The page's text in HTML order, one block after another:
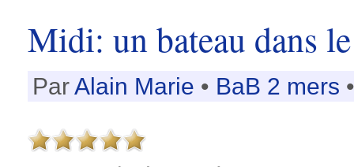
Midi: un bateau dans
ParAlain Marie • BaB 2 mers